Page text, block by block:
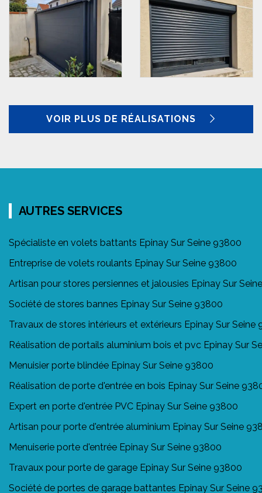
VOIR PLUS DE RÉALISATIONS
AUTRES SERVICES
Spécialiste en volets battants Epinay Sur Seine 93800
Entreprise de volets roulants Epinay Sur Seine 93800
Artisan pour stores persiennes et jalousies Epinay Sur
Société de stores bannes Epinay Sur Seine 93800
Travaux de stores intérieurs et extérieurs Epinay Sur Seine
Réalisation de portails aluminium bois et pvc Epinay Sur
Menuisier porte blindée Epinay Sur Seine 93800
Réalisation de porte d'entrée en bois Epinay Sur Seine
Expert en porte d'entrée PVC Epinay Sur Seine 93800
Artisan pour porte d'entrée aluminium Epinay Sur Seine
Menuiserie porte d'entrée Epinay Sur Seine 93800
Travaux pour porte de garage Epinay Sur Seine 93800
Société de portes de garage battantes Epinay Sur Seine